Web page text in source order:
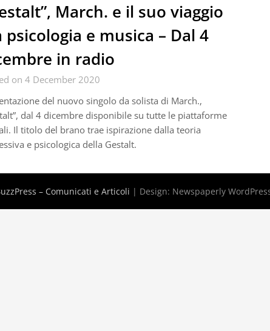
March. e il suo viaggio
psicologia e musica – Dal 4
in radio
on 4 December 2020
del nuovo singolo da solista di March.,
dal 4 dicembre disponibile su tutte le piattaforme
Il titolo del brano trae ispirazione dalla teoria
e psicologica della Gestalt.
– Comunicati e Articoli | Design: Newspaperly